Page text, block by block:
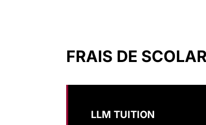
FRAIS DE
LLM TUITION